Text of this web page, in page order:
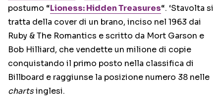
postumo “Lioness: Hidden Treasures“. ‘Stavolta si
tratta della cover di un brano, inciso nel 1963 dai
Ruby & The Romantics e scritto da Mort Garson e
Bob Hilliard, che vendette un milione di copie
conquistando il primo posto nella classifica di
Billboard e raggiunse la posizione numero 38 nelle
chartsinglesi.